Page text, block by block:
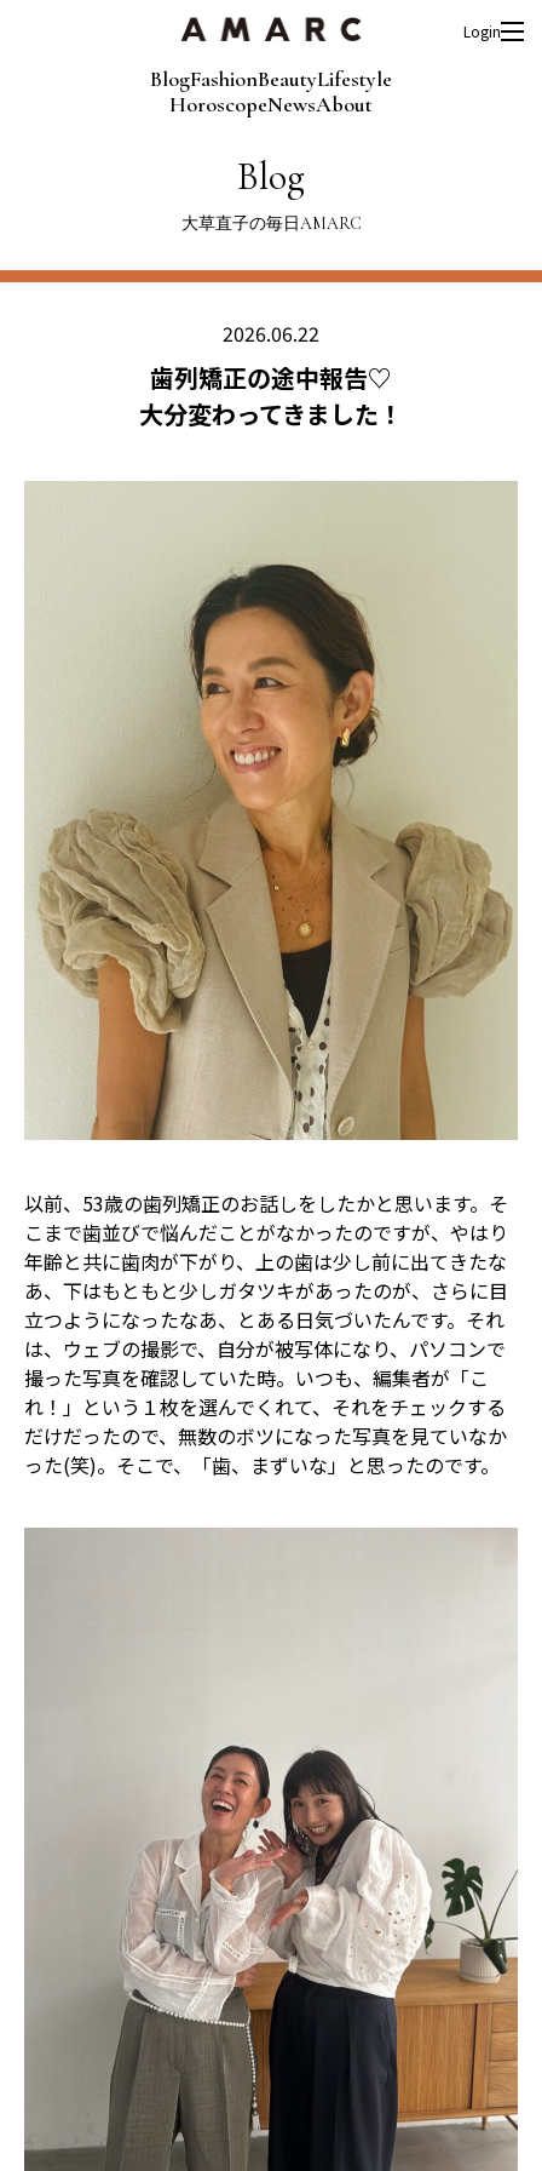
BlogFashionBeautyLifestyle
HoroscopeNewsAbout
Login
Blog
大草直子の毎日AMARC
2026.06.22
歯列矯正の途中報告♡
大分変わってきました！
以前、53歳の歯列矯正のお話しをしたかと思います。そ
こまで歯並びで悩んだことがなかったのですが、やはり
年齢と共に歯肉が下がり、上の歯は少し前に出てきたな
あ、下はもともと少しガタツキがあったのが、さらに目
立つようになったなあ、とある日気づいたんです。それ
は、ウェブの撮影で、自分が被写体になり、パソコンで
撮った写真を確認していた時。いつも、編集者が「こ
れ！」という１枚を選んでくれて、それをチェックする
だけだったので、無数のボツになった写真を見ていなか
った(笑)。そこで、「歯、まずいな」と思ったのです。